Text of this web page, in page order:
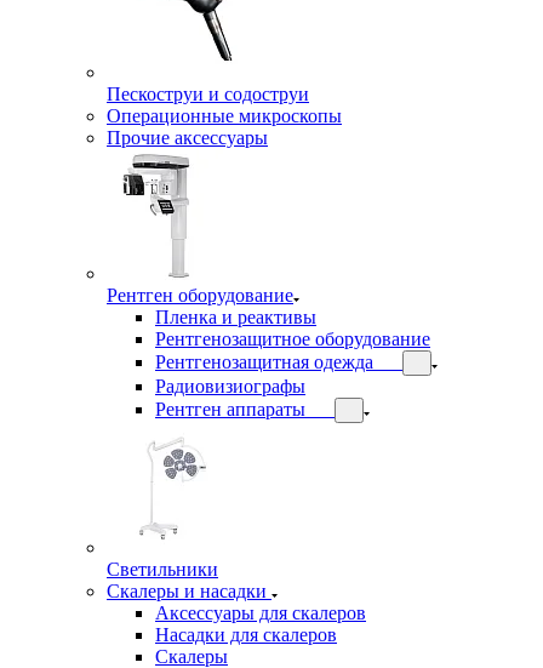
Пескоструи и содоструи
Операционные микроскопы
Прочие аксессуары
Рентген оборудование
Пленка и реактивы
Рентгенозащитное оборудование
Рентгенозащитная одежда
Радиовизиографы
Рентген аппараты
Светильники
Скалеры и насадки
Аксессуары для скалеров
Насадки для скалеров
Скалеры